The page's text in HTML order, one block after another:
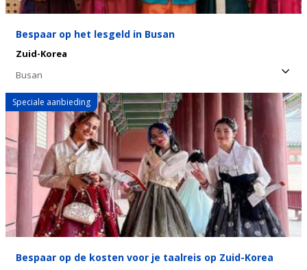
Bespaar op het lesgeld in Busan
Zuid-Korea
Busan
Speciale aanbieding
Bespaar op de kosten voor je taalreis op Zuid-Korea